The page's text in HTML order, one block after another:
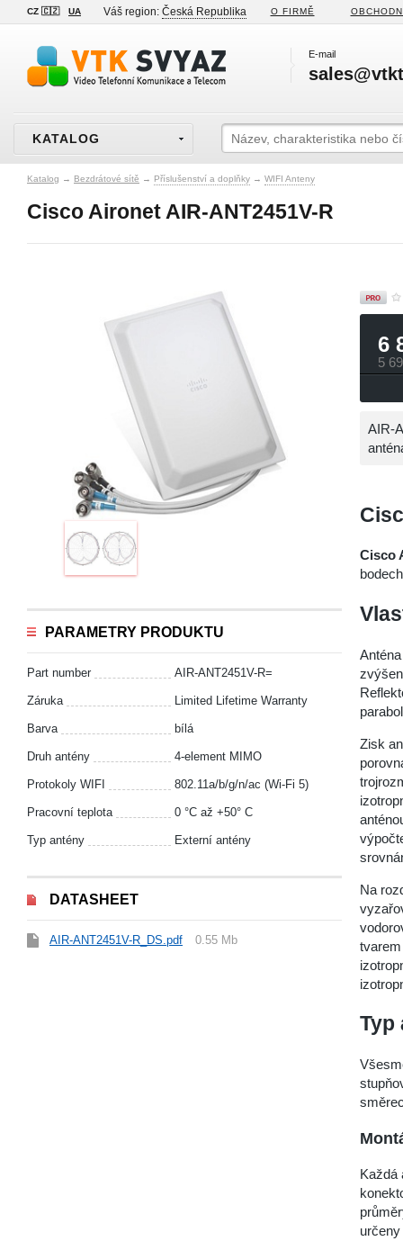
CZ 🇨🇿 UA Váš region: Česká Republika O FIRMĚ
E-mail
KATALOG
Katalog → Bezdrátové sítě → Příslušenství a doplňky → WIFI Anteny
Cisco Aironet AIR-ANT2451V-R
PARAMETRY PRODUKTU
Part number AIR-ANT2451V-R=
Záruka Limited Lifetime Warranty
Barva bílá
Druh antény 4-element MIMO
Protokoly WIFI 802.11a/b/g/n/ac (Wi-Fi 5)
Pracovní teplota 0 °C až +50° C
Typ antény Externí antény
DATASHEET
AIR-ANT2451V-R_DS.pdf 0.55 Mb
6
5
AIR-
Cisco
Zisk
Na
Typ
Každá